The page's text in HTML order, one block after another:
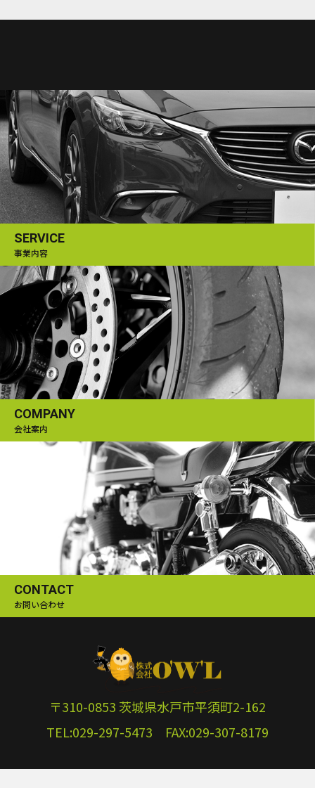
SERVICE
事業内容
COMPANY
会社案内
CONTACT
お問い合わせ
〒310-0853 茨城県水戸市平須町2-162
TEL:029-297-5473 FAX:029-307-8179